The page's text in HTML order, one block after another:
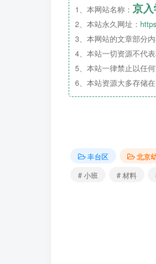
中班：2021
大班：2020
1、本网站名称： 京
2、本站永久网址：
3、本网站的文章部分
4、本站一切资源不代
5、本站一律禁止以任
6、本站资源大多存储
丰台区 北京
# 小班
# 材料